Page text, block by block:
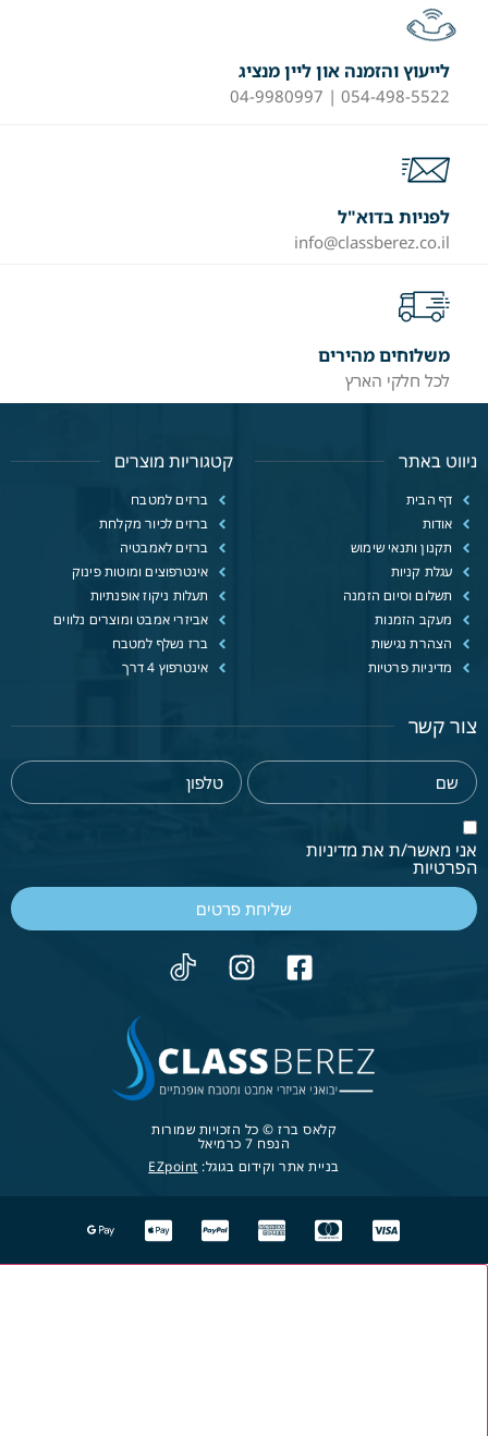
לייעוץ והזמנה און ליין מנציג
054-498-5522 | 04-9980997
לפניות בדוא"ל
info@classberez.co.il
משלוחים מהירים
לכל חלקי הארץ
ניווט באתר
דף הבית
אודות
תקנון ותנאי שימוש
עגלת קניות
תשלום וסיום הזמנה
מעקב הזמנות
הצהרת נגישות
מדיניות פרטיות
קטגוריות מוצרים
ברזים למטבח
ברזים לכיור מקלחת
ברזים לאמבטיה
אינטרפוצים ומוטות פינוק
תעלות ניקוז אופנתיות
אביזרי אמבט ומוצרים נלווים
ברז נשלף למטבח
אינטרפוץ 4 דרך
צור קשר
אני מאשר/ת את מדיניות
הפרטיות
שליחת פרטים
קלאס ברז © כל הזכויות שמורות
הנפח 7 כרמיאל
בניית אתר וקידום בגוגל: EZpoint